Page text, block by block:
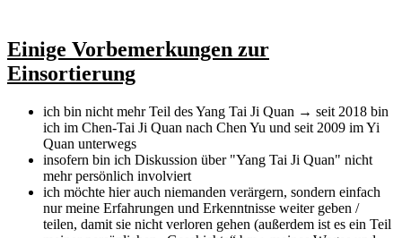
Einige Vorbemerkungen zur
Einsortierung
ich bin nicht mehr Teil des Yang Tai Ji Quan → seit 2018 bin
ich im Chen-Tai Ji Quan nach Chen Yu und seit 2009 im Yi
Quan unterwegs
insofern bin ich Diskussion über "Yang Tai Ji Quan" nicht
mehr persönlich involviert
ich möchte hier auch niemanden verärgern, sondern einfach
nur meine Erfahrungen und Erkenntnisse weiter geben /
teilen, damit sie nicht verloren gehen (außerdem ist es ein Teil